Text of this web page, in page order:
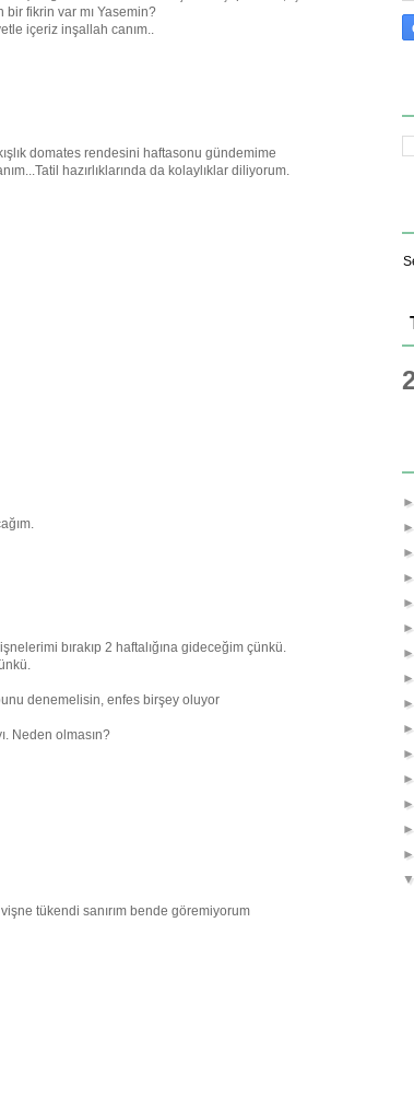
fikrin var mı Yasemin?
içeriz inşallah canım..
domates rendesini haftasonu gündemime
hazırlıklarında da kolaylıklar diliyorum.
bırakıp 2 haftalığına gideceğim çünkü.
denemelisin, enfes birşey oluyor
Neden olmasın?
tükendi sanırım bende göremiyorum
►
►
►
►
►
►
►
►
►
►
►
►
►
►
►
▼